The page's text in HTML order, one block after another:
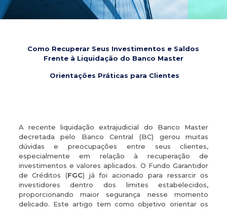
Como Recuperar Seus Investimentos e Saldos
Frente à Liquidação do Banco Master
Orientações Práticas para Clientes
A recente liquidação extrajudicial do Banco Master
decretada pelo Banco Central (BC) gerou muitas
dúvidas e preocupações entre seus clientes,
especialmente em relação à recuperação de
investimentos e valores aplicados. O Fundo Garantidor
de Créditos (FGC) já foi acionado para ressarcir os
investidores dentro dos limites estabelecidos,
proporcionando maior segurança nesse momento
delicado. Este artigo tem como objetivo orientar os